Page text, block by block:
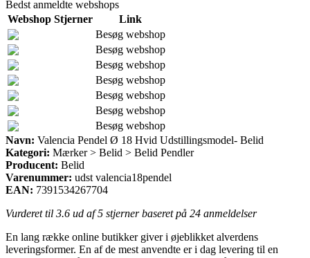
Bedst anmeldte webshops
Webshop Stjerner
Link
Besøg webshop
Besøg webshop
Besøg webshop
Besøg webshop
Besøg webshop
Besøg webshop
Besøg webshop
Navn: Valencia Pendel Ø 18 Hvid Udstillingsmodel- Belid
Kategori: Mærker > Belid > Belid Pendler
Producent: Belid
Varenummer: udst valencia18pendel
EAN: 7391534267704
Vurderet til 3.6 ud af 5 stjerner baseret på 24 anmeldelser
En lang række online butikker giver i øjeblikket alverdens
leveringsformer. En af de mest anvendte er i dag levering til en